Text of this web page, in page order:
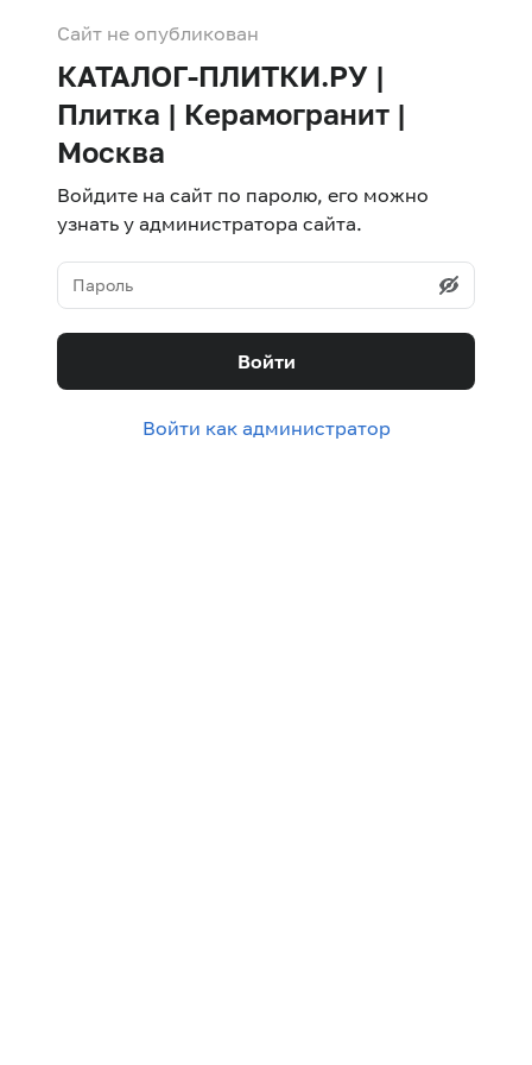
Сайт не опубликован
КАТАЛОГ-ПЛИТКИ.РУ |
Плитка | Керамогранит |
Москва
Войдите на сайт по паролю, его можно
узнать у администратора сайта.
Войти
Войти как администратор